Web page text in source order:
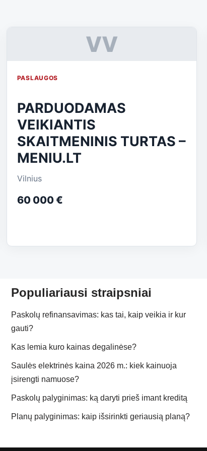
VV
PASLAUGOS
PARDUODAMAS
VEIKIANTIS
SKAITMENINIS TURTAS –
MENIU.LT
Vilnius
60 000 €
Populiariausi straipsniai
Paskolų refinansavimas: kas tai, kaip veikia ir kur
gauti?
Kas lemia kuro kainas degalinėse?
Saulės elektrinės kaina 2026 m.: kiek kainuoja
įsirengti namuose?
Paskolų palyginimas: ką daryti prieš imant kreditą
Planų palyginimas: kaip išsirinkti geriausią planą?